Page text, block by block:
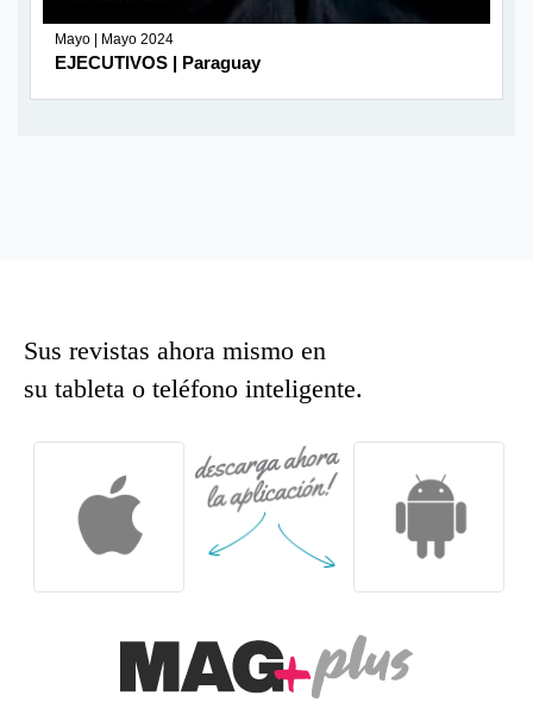
Mayo | Mayo 2024
EJECUTIVOS | Paraguay
Sus revistas ahora mismo en
su tableta o teléfono inteligente.